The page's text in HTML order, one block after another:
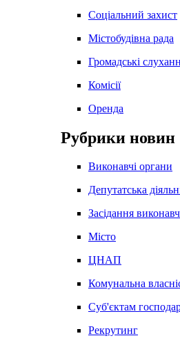
Соціальний захист
Містобудівна рада
Громадські
Комісії
Оренда
Рубрики новин
Виконавчі органи
Депутатська
Засідання
Місто
ЦНАП
Комунальна
Суб'єктам
Рекрутинг